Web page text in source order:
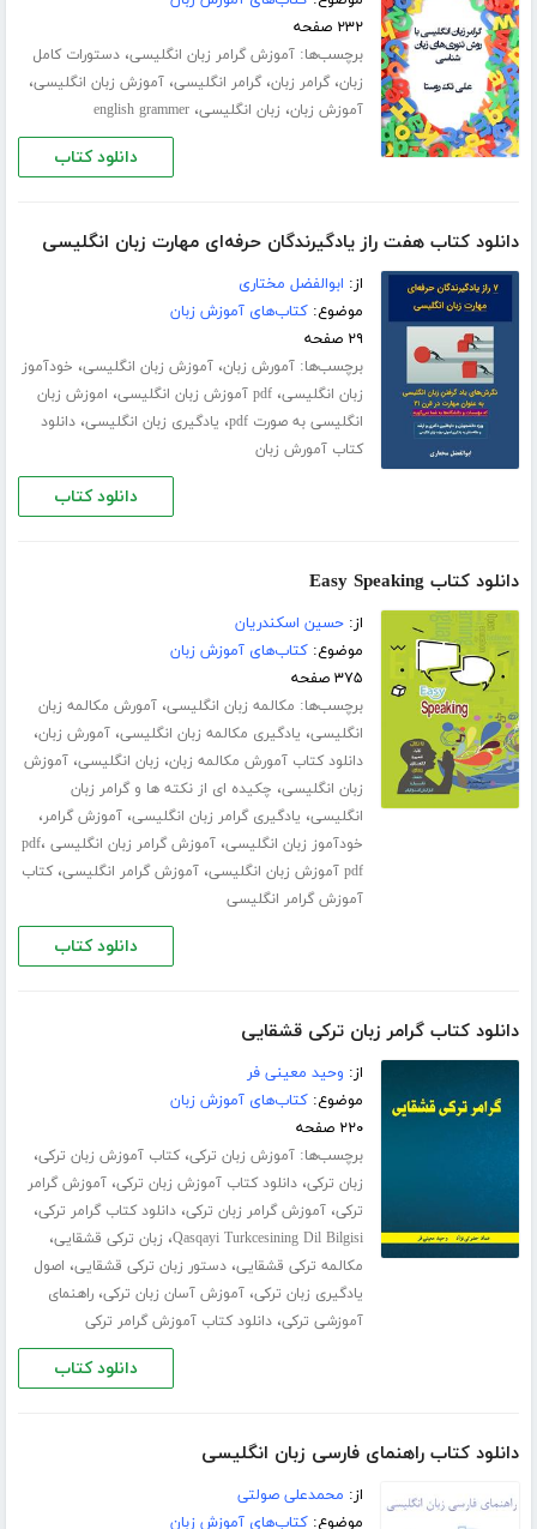
۲۳۲ صفحه
برچسب‌ها:آموزش گرامر زبان انگلیسی،دستورات کامل
زبان،گرامر زبان،گرامر انگلیسی،آموزش زبان انگلیسی،
آموزش زبان، زبان انگلیسی،english grammer
دانلود کتاب
دانلود کتاب هفت راز یادگیرندگان حرفه‌ای مهارت زبان انگلیسی
از: ابوالفضل مختاری
موضوع:کتاب‌های آموزش زبان
۲۹ صفحه
برچسب‌ها:آمورش زبان،آموزش زبان انگلیسی، خودآموز
زبان انگلیسی،pdf آموزش زبان انگلیسی ، اموزش زبان
انگلیسی به صورت pdf
، یادگیری زبان انگلیسی،دانلود
کتاب آمورش زبان
دانلود کتاب
دانلود کتاب Easy Speaking
از:حسین اسکندریان
موضوع:کتاب‌های آموزش زبان
۳۷۵ صفحه
برچسب‌ها: مکالمه زبان انگلیسی،آمورش مکالمه زبان
انگلیسی، یادگیری مکالمه زبان انگلیسی،آمورش زبان،
دانلود کتاب آمورش مکالمه زبان، زبان انگلیسی،آموزش
زبان انگلیسی، چکیده ای از نکته ها و گرامر زبان
انگلیسی، یادگیری گرامر زبان انگلیسی،آموزش گرامر،
خودآموز زبان انگلیسی،آموزش گرامر زبان انگلیسی pdf ،
pdf آموزش زبان انگلیسی ،آموزش گرامر انگلیسی،کتاب
آموزش گرامر انگلیسی
دانلود کتاب
دانلود کتاب گرامر زبان ترکی قشقایی
از: وحید معینی فر
موضوع:کتاب‌های آموزش زبان
۲۲۰ صفحه
برچسب‌ها:آموزش زبان ترکی،کتاب آموزش زبان ترکی،
زبان ترکی،دانلود کتاب آموزش زبان ترکی،آموزش گرامر
ترکی،آموزش گرامر زبان ترکی،دانلود کتاب گرامر ترکی،
Qasqayi Turkcesining Dil Bilgisi، زبان ترکی قشقایی،
مکالمه ترکی قشقایی،دستور زبان ترکی قشقایی، اصول
یادگیری زبان ترکی،آموزش آسان زبان ترکی،راهنمای
آموزشی ترکی،دانلود کتاب آموزش گرامر ترکی
دانلود کتاب
دانلود کتاب راهنمای فارسی زبان انگلیسی
از: محمدعلی صولتی
موضوع:کتاب‌های آموزش زبان